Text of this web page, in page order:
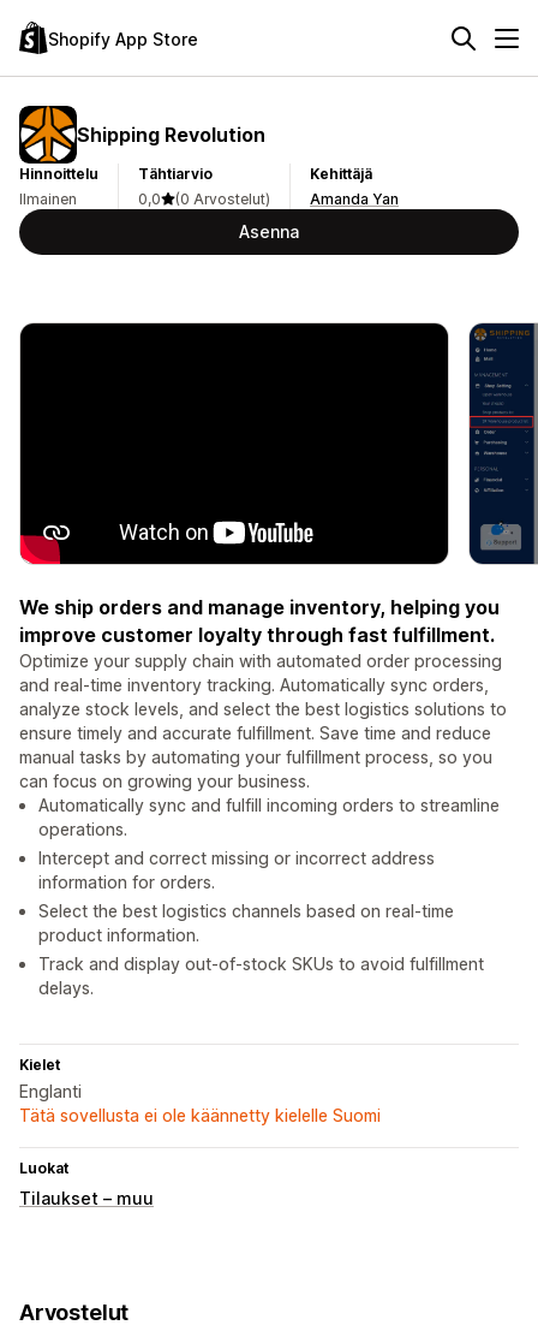
Shopify App Store
Shipping Revolution
Hinnoittelu
Ilmainen
Tähtiarvio
0,0
(0 Arvostelut)
Kehittäjä
Amanda Yan
Asenna
We ship orders and manage inventory, helping you
improve customer loyalty through fast fulfillment.
Optimize your supply chain with automated order processing
and real-time inventory tracking. Automatically sync orders,
analyze stock levels, and select the best logistics solutions to
ensure timely and accurate fulfillment. Save time and reduce
manual tasks by automating your fulfillment process, so you
can focus on growing your business.
Automatically sync and fulfill incoming orders to streamline
operations.
Intercept and correct missing or incorrect address
information for orders.
Select the best logistics channels based on real-time
product information.
Track and display out-of-stock SKUs to avoid fulfillment
delays.
Kielet
Englanti
Tätä sovellusta ei ole käännetty kielelle Suomi
Luokat
Tilaukset – muu
Arvostelut